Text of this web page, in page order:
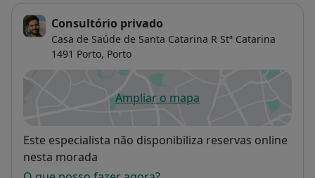
Consultório privado
Casa de Saúde de Santa Catarina R Stª Catarina
1491 Porto, Porto
Ampliar o mapaabre num novo separador
Disponibilidade
Este especialista não disponibiliza reservas online
nesta morada